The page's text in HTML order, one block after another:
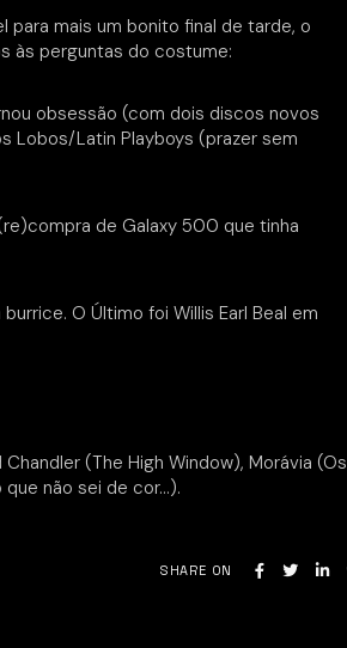
mais um bonito final de tarde, o
às perguntas do costume:
obsessão (com dois discos novos
Lobos/Latin Playboys (prazer sem
de Galaxy 500 que tinha
O Último foi Willis Earl Beal em
(The High Window), Morávia (Os
não sei de cor…).
SHARE ON